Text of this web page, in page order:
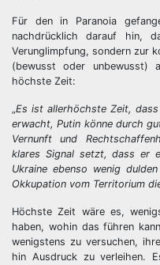
Für den in Paranoia
nachdrücklich darauf hin,
Verunglimpfung, sondern zur
(bewusst oder unbewusst)
höchste Zeit:
„Es ist allerhöchste Zeit, dass
erwacht, Putin könne durch
Vernunft und
klares Signal setzt, dass er
Ukraine ebenso wenig
Okkupation vom Territorium
Höchste Zeit wäre es,
haben, wohin das führen
wenigstens zu versuchen,
hin Ausdruck zu verleihen.